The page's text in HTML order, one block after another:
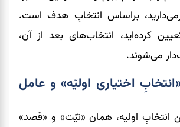
براساس انتخابِ هدف است.
کرده‌اید، انتخاب‌های بعد از آن،
می‌شوند.
اختیاری اولیّه» و عامل
انتخابِ اولیه، همان «نیّت» و «قصد»